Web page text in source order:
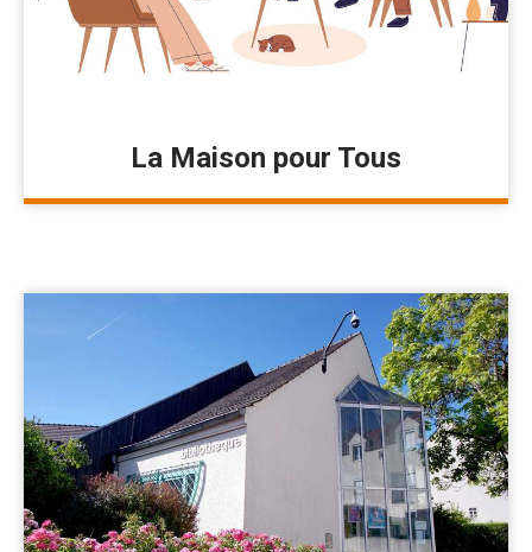
La Maison pour Tous